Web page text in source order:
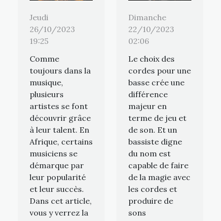
Jeudi
26/10/2023
19:25
Comme
toujours dans la
musique,
plusieurs
artistes se font
découvrir grâce
à leur talent. En
Afrique, certains
musiciens se
démarque par
leur popularité
et leur succès.
Dans cet article,
vous y verrez la
Dimanche
22/10/2023
02:06
Le choix des
cordes pour une
basse crée une
différence
majeur en
terme de jeu et
de son. Et un
bassiste digne
du nom est
capable de faire
de la magie avec
les cordes et
produire de
sons